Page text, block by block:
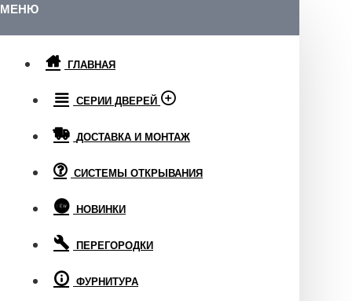
МЕНЮ
ГЛАВНАЯ
СЕРИИ ДВЕРЕЙ
ДОСТАВКА И МОНТАЖ
СИСТЕМЫ ОТКРЫВАНИЯ
НОВИНКИ
ПЕРЕГОРОДКИ
ФУРНИТУРА